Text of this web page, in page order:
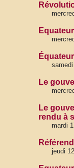
Le
Le
rendu à
mardi
jeudi